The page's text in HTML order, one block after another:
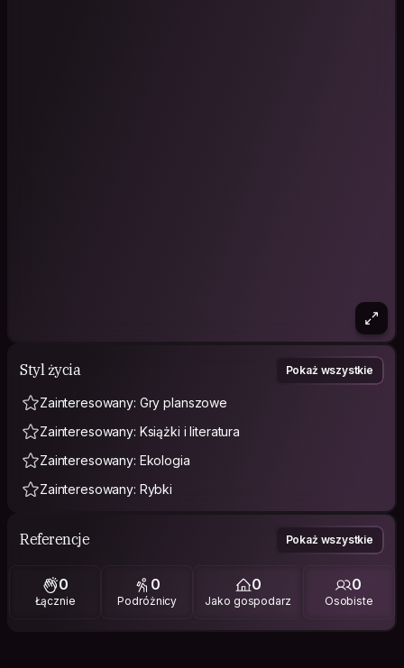
Styl życia Pokaż wszystkie
Zainteresowany: Gry planszowe
Zainteresowany: Książki i literatura
Zainteresowany: Ekologia
Zainteresowany: Rybki
Referencje Pokaż wszystkie
0
Łącznie
0
Podróżnicy
0
Jako gospodarz
0
Osobiste